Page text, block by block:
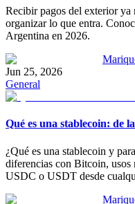
Recibir pagos del exterior ya
organizar lo que entra.
Argentina en 2026.
Jun 25, 2026
General
Qué es una stablecoin: de
¿Qué es una stablecoin y
diferencias con Bitcoin, usos
USDC o USDT desde